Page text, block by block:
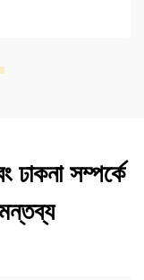
সম্পর্কে